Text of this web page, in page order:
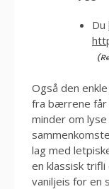
Du
Også den
fra bærrene får
minder om
lag med
en klassisk
vaniljeis for en